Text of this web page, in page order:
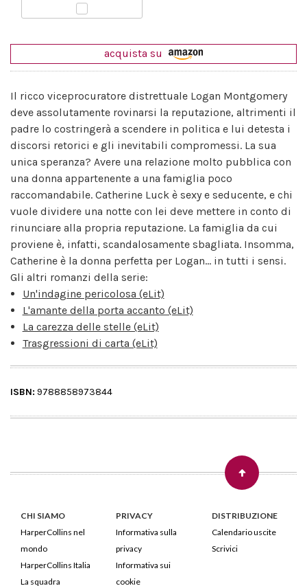
acquista su
Il ricco viceprocuratore distrettuale Logan Montgomery
deve assolutamente rovinarsi la reputazione, altrimenti il
padre lo costringerà a scendere in politica e lui detesta i
discorsi retorici e gli inevitabili compromessi. La sua
unica speranza? Avere una relazione molto pubblica con
una donna appartenente a una famiglia poco
raccomandabile. Catherine Luck è sexy e seducente, e chi
vuole dividere una notte con lei deve mettere in conto di
rinunciare alla propria reputazione. La famiglia da cui
proviene è, infatti, scandalosamente sbagliata. Insomma,
Catherine è la donna perfetta per Logan... in tutti i sensi.
Gli altri romanzi della serie:
Un'indagine pericolosa (eLit)
L'amante della porta accanto (eLit)
La carezza delle stelle (eLit)
Trasgressioni di carta (eLit)
ISBN: 9788858973844
CHI SIAMO
HarperCollins nel
mondo
HarperCollins Italia
La squadra
PRIVACY
Informativa sulla
privacy
Informativa sui
cookie
DISTRIBUZIONE
Calendario uscite
Scrivici